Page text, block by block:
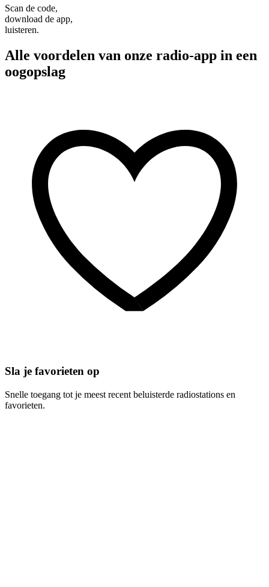
Scan de code,
download de app,
luisteren.
Alle voordelen van onze radio-app in een
oogopslag
Sla je favorieten op
Snelle toegang tot je meest recent beluisterde radiostations en
favorieten.